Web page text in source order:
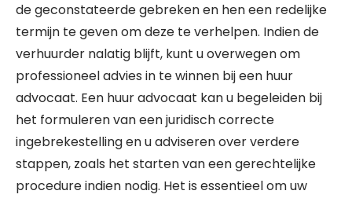
de geconstateerde gebreken en hen een redelijke
termijn te geven om deze te verhelpen. Indien de
verhuurder nalatig blijft, kunt u overwegen om
professioneel advies in te winnen bij een huur
advocaat. Een huur advocaat kan u begeleiden bij
het formuleren van een juridisch correcte
ingebrekestelling en u adviseren over verdere
stappen, zoals het starten van een gerechtelijke
procedure indien nodig. Het is essentieel om uw